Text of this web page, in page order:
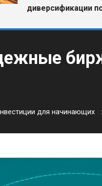
диверсификации
для начинающих